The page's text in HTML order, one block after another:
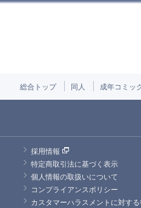
総合トップ 同人 成年コミッ
採用情報
特定商取引法に基づく表示
個人情報の取扱いについて
コンプライアンスポリシー
カスタマーハラスメントに対す